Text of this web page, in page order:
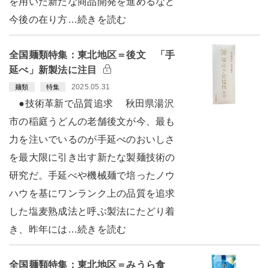
今後の在り方…続きを読む
全国麺類特集：東北地区＝後文 「手
延べ」新製法に注目
麺類 特集 2025.05.31
●技術革新で品質追求 秋田県湯沢
市の稲庭うどんの老舗後文が今、最も
力を注いでいるのが手延べのおいしさ
を最大限に引き出す新たな製麺技術の
研究だ。手延べや機械麺で培ったノウ
ハウを基にワンランク上の品質を追求
した塩麦熟成法と呼ぶ製法にたどり着
き、昨年には…続きを読む
全国麺類特集：東北地区＝みうら食